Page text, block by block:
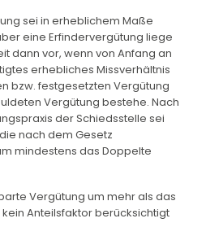
sei in erheblichem Maße
eine Erfindervergütung liege
dann vor, wenn von Anfang an
erhebliches Missverhältnis
bzw. festgesetzten Vergütung
Vergütung bestehe. Nach
der Schiedsstelle sei
nach dem Gesetz
mindestens das Doppelte
Vergütung um mehr als das
Anteilsfaktor berücksichtigt